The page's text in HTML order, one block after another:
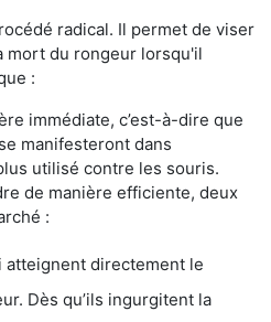
radical. Il permet de viser
mort du rongeur lorsqu'il
:
immédiate, c’est-à-dire que
manifesteront dans
utilisé contre les souris.
de manière efficiente, deux
:
atteignent directement le
Dès qu’ils ingurgitent la